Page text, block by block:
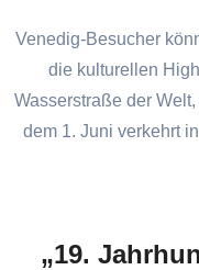
Venedig-Besucher
die kulturellen
Wasserstraße der
dem 1. Juni verkehrt
„19.